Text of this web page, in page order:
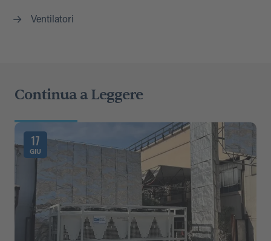
Ventilatori
Continua a Leggere
17
GIU